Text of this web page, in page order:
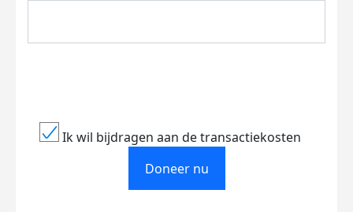
Ik wil bijdragen aan de transactiekosten
Doneer nu